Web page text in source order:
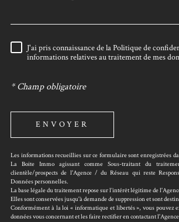
RÈGLEMENTATION
J'ai pris connaissance de la Politique de
informations relatives au traitement de mes
* Champ obligatoire
ENVOYER
Les informations recueillies sur ce formulaire sont enregistrées
La Boite Immo agissant comme Sous-traitant du
clientèle/prospects de l'Agence / du Réseau qui reste
Données personnelles.
La base légale du traitement repose sur l’intérêt légitime de
Elles sont conservées jusqu'à demande de suppression et sont
Conformément à la loi « informatique et libertés », vous pouvez
données vous concernant et les faire rectifier en contactant